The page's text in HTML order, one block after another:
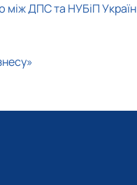
ДПС та НУБіП